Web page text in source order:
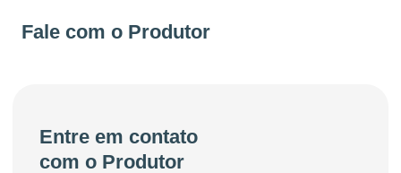
Fale com o Produtor
Entre em contato
com o Produtor